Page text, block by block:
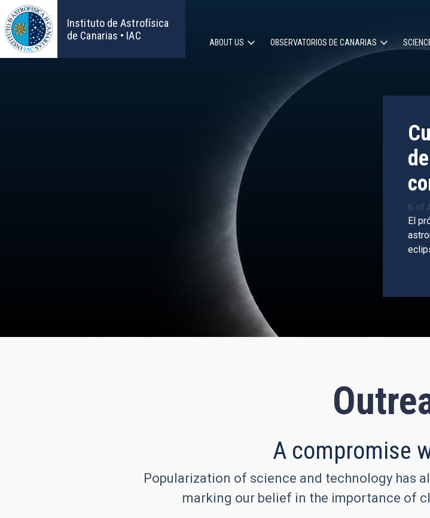
Skip
to
main
content
Instituto de Astrofísica
de Canarias • IAC
navigation
ABOUT US OBSERVATORIOS DE CANARIAS
6 of
El
A compromise
Popularization of science and technology has
marking our belief in the importance of